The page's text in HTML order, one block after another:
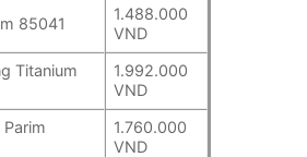
85041
1.488.000
VND
Titanium
1.992.000
VND
1.760.000
VND